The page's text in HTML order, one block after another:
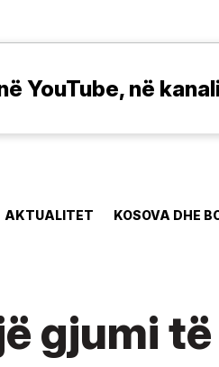
YouTube, në
AKTUALITET KOSOVA DHE
gjumi